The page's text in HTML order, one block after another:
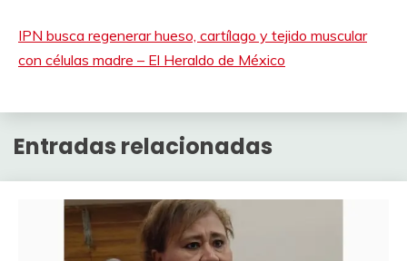
IPN busca regenerar hueso, cartílago y tejido muscular
con células madre – El Heraldo de México
Entradas relacionadas